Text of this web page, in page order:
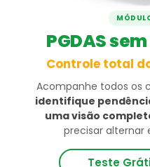
PGDAS
Controle total
Acompanhe todos os
identifique
uma visão
precisar alternar
Teste